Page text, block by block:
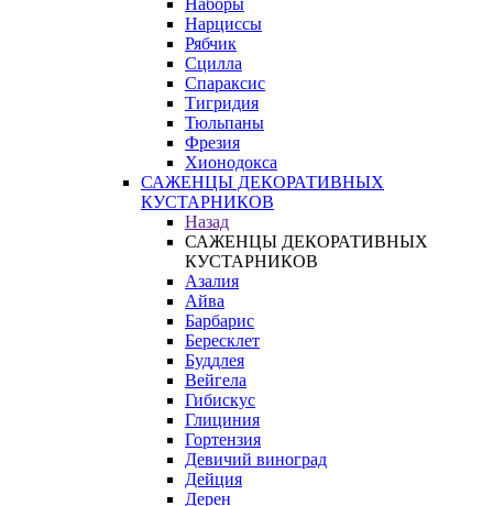
Наборы
Нарциссы
Рябчик
Сцилла
Спараксис
Тигридия
Тюльпаны
Фрезия
Хионодокса
САЖЕНЦЫ ДЕКОРАТИВНЫХ
КУСТАРНИКОВ
Назад
САЖЕНЦЫ ДЕКОРАТИВНЫХ
КУСТАРНИКОВ
Азалия
Айва
Барбарис
Бересклет
Буддлея
Вейгела
Гибискус
Глициния
Гортензия
Девичий виноград
Дейция
Дерен